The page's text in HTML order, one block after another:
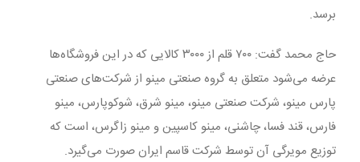
برسد.
حاج محمد گفت: ۷۰۰ قلم از ۳۰۰۰ کالایی که در این فروشگاه‌ها
عرضه می‌شود متعلق به گروه صنعتی مینو از شرکت‌های صنعتی
پارس مینو، شرکت صنعتی مینو، مینو شرق، شوکوپارس، مینو
فارس، قند فسا، چاشنی، مینو کاسپین و مینو زاگرس، است که
توزیع مویرگی آن توسط شرکت قاسم ایران صورت می‌گیرد.